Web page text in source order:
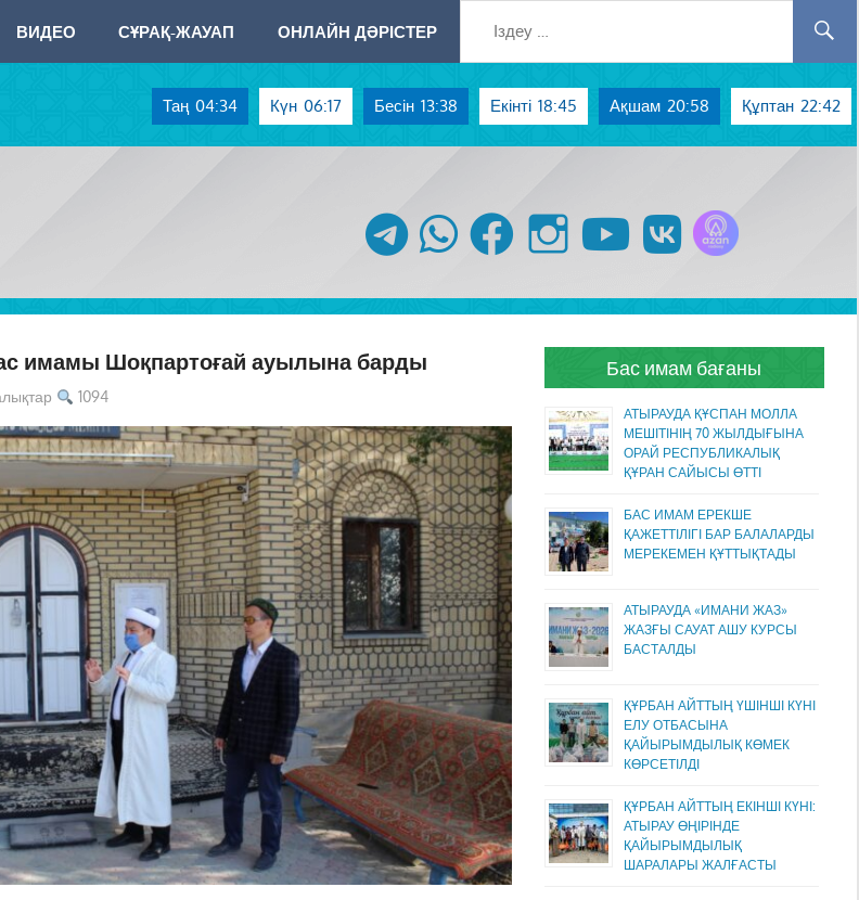
ВИДЕО СҰРАҚ-ЖАУАП ОНЛАЙН ДӘРІСТЕР
Таң 04:34 Күн 06:17 Бесін 13:38 Екінті 18:45 Ақшам 20:58 Құптан 22:42
telegram whatsapp facebook instagram youtubevk
имамы Шоқпартоғай ауылына барды
1094
Бас имам бағаны
АТЫРАУДА ҚҰСПАН МОЛЛА
МЕШІТІНІҢ 70 ЖЫЛДЫҒЫНА
ОРАЙ РЕСПУБЛИКАЛЫҚ
ҚҰРАН САЙЫСЫ ӨТТІ
БАС ИМАМ ЕРЕКШЕ
ҚАЖЕТТІЛІГІ БАР БАЛАЛАРДЫ
МЕРЕКЕМЕН ҚҰТТЫҚТАДЫ
АТЫРАУДА «ИМАНИ ЖАЗ»
ЖАЗҒЫ САУАТ АШУ КУРСЫ
БАСТАЛДЫ
ҚҰРБАН АЙТТЫҢ ҮШІНШІ КҮНІ
ЕЛУ ОТБАСЫНА
ҚАЙЫРЫМДЫЛЫҚ КӨМЕК
КӨРСЕТІЛДІ
ҚҰРБАН АЙТТЫҢ ЕКІНШІ КҮНІ:
АТЫРАУ ӨҢІРІНДЕ
ҚАЙЫРЫМДЫЛЫҚ
ШАРАЛАРЫ ЖАЛҒАСТЫ